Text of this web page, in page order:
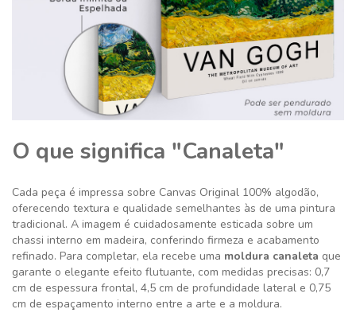
O que significa "Canaleta"
Cada peça é impressa sobre Canvas Original 100% algodão,
oferecendo textura e qualidade semelhantes às de uma pintura
tradicional. A imagem é cuidadosamente esticada sobre um
chassi interno em madeira, conferindo firmeza e acabamento
refinado. Para completar, ela recebe uma moldura canaleta que
garante o elegante efeito flutuante, com medidas precisas: 0,7
cm de espessura frontal, 4,5 cm de profundidade lateral e 0,75
cm de espaçamento interno entre a arte e a moldura.